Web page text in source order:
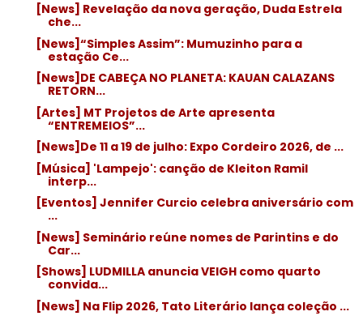
[News] Revelação da nova geração, Duda Estrela
che...
[News]“Simples Assim”: Mumuzinho para a
estação Ce...
[News]DE CABEÇA NO PLANETA: KAUAN CALAZANS
RETORN...
[Artes] MT Projetos de Arte apresenta
“ENTREMEIOS”...
[News]De 11 a 19 de julho: Expo Cordeiro 2026, de ...
[Música] 'Lampejo': canção de Kleiton Ramil
interp...
[Eventos] Jennifer Curcio celebra aniversário com
...
[News] Seminário reúne nomes de Parintins e do
Car...
[Shows] LUDMILLA anuncia VEIGH como quarto
convida...
[News] Na Flip 2026, Tato Literário lança coleção ...